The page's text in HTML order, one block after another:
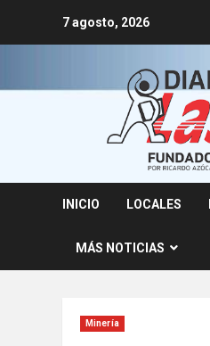
7 agosto, 2026
INICIO LOCALES
MÁS NOTICIAS
Minería